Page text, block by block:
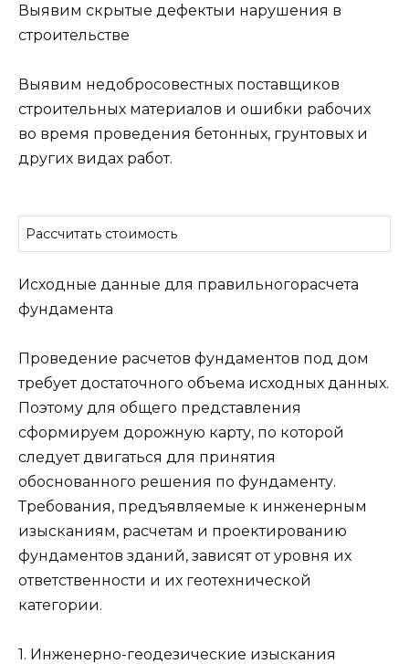
Выявим скрытые дефектыи нарушения в
строительстве
Выявим недобросовестных поставщиков
строительных материалов и ошибки рабочих
во время проведения бетонных, грунтовых и
других видах работ.
Рассчитать стоимость
Исходные данные для правильногорасчета
фундамента
Проведение расчетов фундаментов под дом
требует достаточного объема исходных данных.
Поэтому для общего представления
сформируем дорожную карту, по которой
следует двигаться для принятия
обоснованного решения по фундаменту.
Требования, предъявляемые к инженерным
изысканиям, расчетам и проектированию
фундаментов зданий, зависят от уровня их
ответственности и их геотехнической
категории.
1. Инженерно-геодезические изыскания